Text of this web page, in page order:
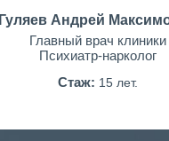
Гуляев Андрей
Главный врач клиники
Психиатр-нарколог
Стаж: 15 лет.